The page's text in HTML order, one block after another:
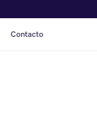
Contacto